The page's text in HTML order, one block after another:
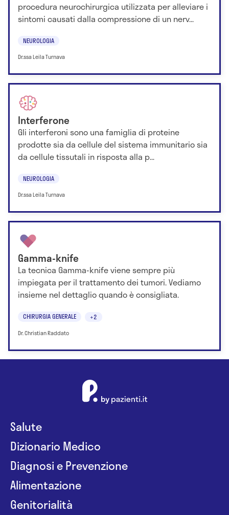
procedura neurochirurgica utilizzata per alleviare i
sintomi causati dalla compressione di un nerv...
NEUROLOGIA
Dr.ssa Leila Turnava
Interferone
Gli interferoni sono una famiglia di proteine
prodotte sia da cellule del sistema immunitario sia
da cellule tissutali in risposta alla p...
NEUROLOGIA
Dr.ssa Leila Turnava
Gamma-knife
La tecnica Gamma-knife viene sempre più
impiegata per il trattamento dei tumori. Vediamo
insieme nel dettaglio quando è consigliata.
CHIRURGIA GENERALE +2
Dr. Christian Raddato
Salute
Dizionario Medico
Diagnosi e Prevenzione
Alimentazione
Genitorialità